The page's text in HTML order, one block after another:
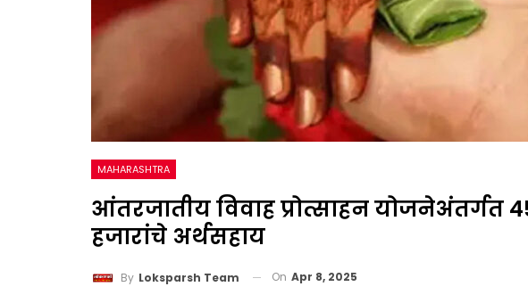
MAHARASHTRA
आंतरजातीय विवाह प्रोत्साहन योजनेअंतर्गत
हजारांचे अर्थसहाय
By Loksparsh Team On Apr 8, 2025